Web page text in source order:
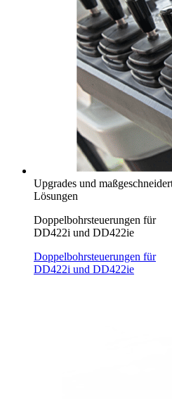
Upgrades und
Lösungen
Doppelbohrsteuerungen für
DD422i und DD422ie
Doppelbohrsteuerungen für
DD422i und DD422ie